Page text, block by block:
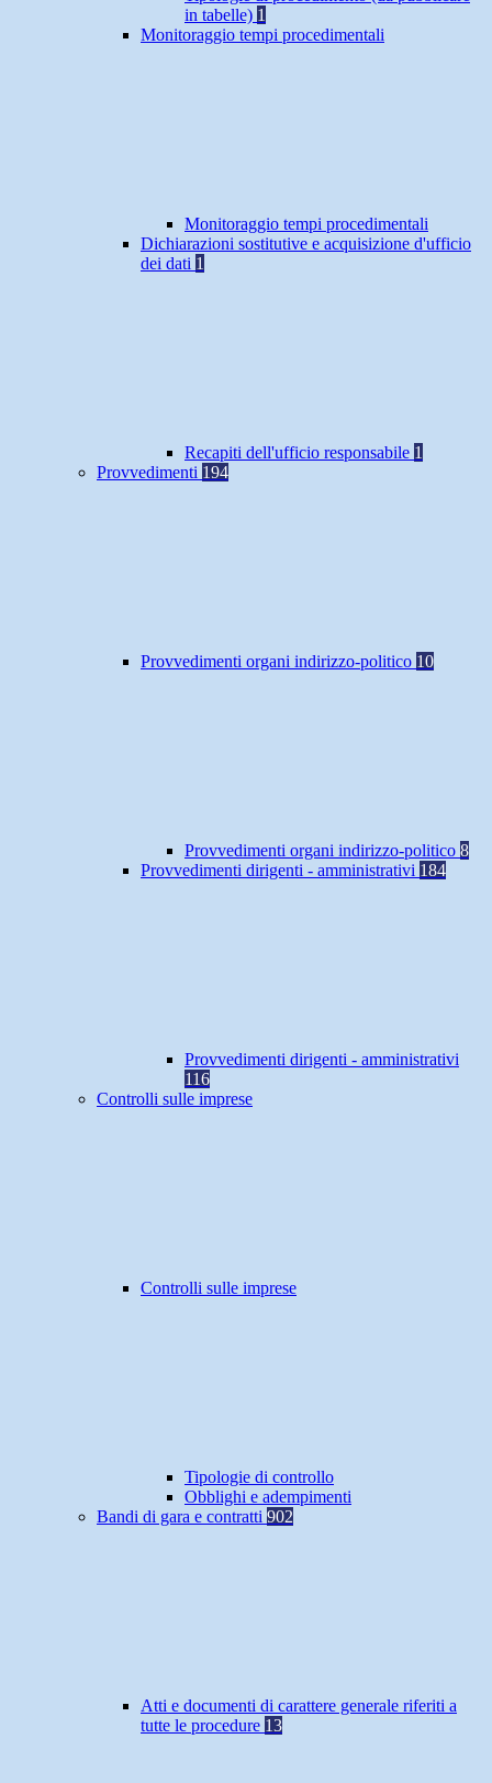
in tabelle) 1
Monitoraggio tempi procedimentali
Monitoraggio tempi procedimentali
Dichiarazioni sostitutive e acquisizione d'ufficio
dei dati 1
Recapiti dell'ufficio responsabile 1
Provvedimenti 194
Provvedimenti organi indirizzo-politico 10
Provvedimenti organi indirizzo-politico 8
Provvedimenti dirigenti - amministrativi 184
Provvedimenti dirigenti - amministrativi
116
Controlli sulle imprese
Controlli sulle imprese
Tipologie di controllo
Obblighi e adempimenti
Bandi di gara e contratti 902
Atti e documenti di carattere generale riferiti a
tutte le procedure 13